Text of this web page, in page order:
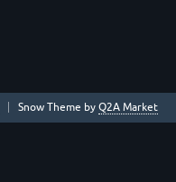
Snow Theme by Q2A Market